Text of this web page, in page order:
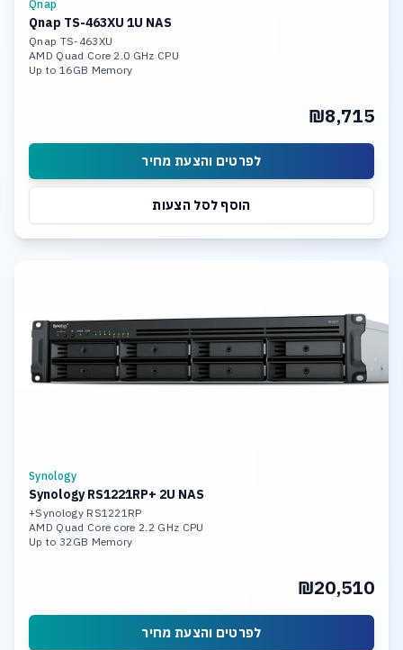
Qnap
Qnap TS-463XU 1U NAS
Qnap TS-463XU
AMD Quad Core 2.0 GHz CPU
Up to 16GB Memory
₪8,715
לפרטים והצעת מחיר
הוסף לסל הצעות
Synology
Synology RS1221RP+ 2U NAS
Synology RS1221RP+
AMD Quad Core core 2.2 GHz CPU
Up to 32GB Memory
₪20,510
לפרטים והצעת מחיר